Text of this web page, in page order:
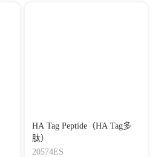
HA Tag Peptide（HA Tag多
肽）
20574ES